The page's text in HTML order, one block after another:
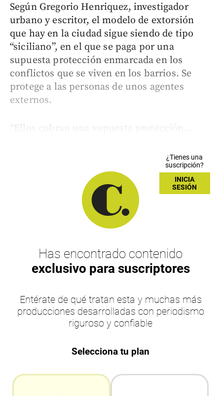
Según Gregorio Henriquez, investigador
urbano y escritor, el modelo de extorsión
que hay en la ciudad sigue siendo de tipo
“siciliano”, en el que se paga por una
supuesta protección enmarcada en los
conflictos que se viven en los barrios. Se
protege a las personas de unos agentes
externos.
“Ellos cobran una supuesta protección,...
¿Tienes una
suscripción?
INICIA
SESIÓN
Has encontrado contenido
exclusivo para suscriptores
Entérate de qué tratan esta y muchas más
producciones desarrolladas con periodismo
riguroso y confiable
Selecciona tu plan